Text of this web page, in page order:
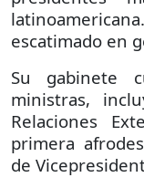
escatimado en
Su gabinete
ministras,
Relaciones
primera
de